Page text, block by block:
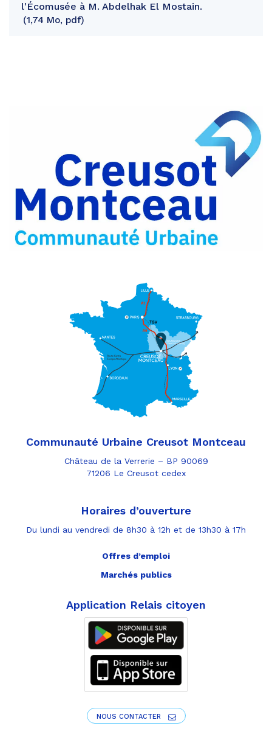
l'Écomusée à M. Abdelhak El Mostain.
1,74 Mo, pdf
Facebook
Partager
Twitter
Partager
par
e-
mail
Communauté Urbaine Creusot Montceau
Château de la Verrerie – BP 90069
71206 Le Creusot cedex
Horaires d’ouverture
Du lundi au vendredi de 8h30 à 12h et de 13h30 à 17h
Offres d’emploi
Marchés publics
Application Relais citoyen
NOUS CONTACTER